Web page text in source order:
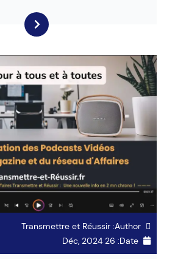
Transmettre et Réussir
26 Déc, 2024